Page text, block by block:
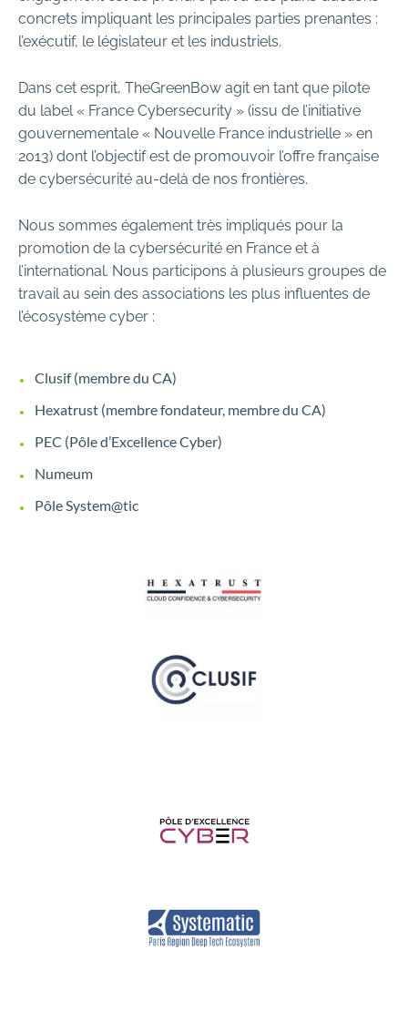
concrets impliquant les principales parties prenantes :
l’exécutif, le législateur et les industriels.
Dans cet esprit, TheGreenBow agit en tant que pilote
du label « France Cybersecurity » (issu de l’initiative
gouvernementale « Nouvelle France industrielle » en
2013) dont l’objectif est de promouvoir l’offre française
de cybersécurité au-delà de nos frontières.
Nous sommes également très impliqués pour la
promotion de la cybersécurité en France et à
l’international. Nous participons à plusieurs groupes de
travail au sein des associations les plus influentes de
l’écosystème cyber :
Clusif (membre du CA)
Hexatrust (membre fondateur, membre du CA)
PEC (Pôle d’Excellence Cyber)
Numeum
Pôle System@tic